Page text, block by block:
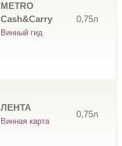
METRO
Cash&Carry
Винный гид
0,75л
ЛЕНТА
Винная карта
0,75л